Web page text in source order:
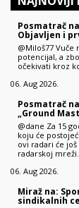
Posmatrač
Objavljen i
@Miloš77 Vuče
potencijal, a
očekivati kroz
06. Aug 2026.
Posmatrač
„Ground
@dane Za 15
koju će
ovi radari će
radarskoj mreži.
06. Aug 2026.
Miraž na:
sindikalnih